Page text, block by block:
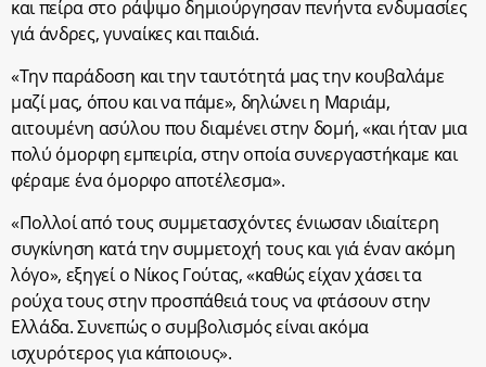
και πείρα στο ράψιμο δημιούργησαν πενήντα ενδυμασίες
γιά άνδρες, γυναίκες και παιδιά.
«Την παράδοση και την ταυτότητά μας την κουβαλάμε
μαζί μας, όπου και να πάμε», δηλώνει η Μαριάμ,
αιτουμένη ασύλου που διαμένει στην δομή, «και ήταν μια
πολύ όμορφη εμπειρία, στην οποία συνεργαστήκαμε και
φέραμε ένα όμορφο αποτέλεσμα».
«Πολλοί από τους συμμετασχόντες ένιωσαν ιδιαίτερη
συγκίνηση κατά την συμμετοχή τους και γιά έναν ακόμη
λόγο», εξηγεί ο Νίκος Γούτας, «καθώς είχαν χάσει τα
ρούχα τους στην προσπάθειά τους να φτάσουν στην
Ελλάδα. Συνεπώς ο συμβολισμός είναι ακόμα
ισχυρότερος για κάποιους».